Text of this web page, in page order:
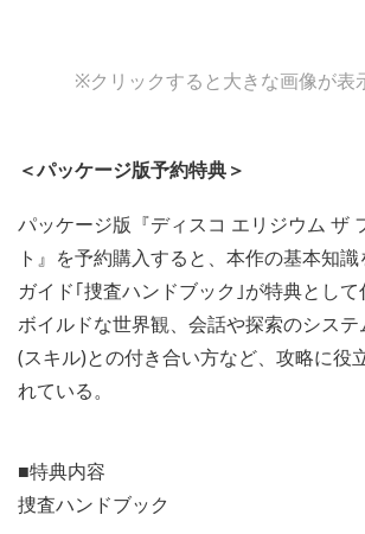
※クリックすると大きな画像が表
＜パッケージ版予約特典＞
パッケージ版『ディスコ エリジウム ザ
ト』を予約購入すると、本作の基本知
ガイド｢捜査ハンドブック｣が特典とし
ボイルドな世界観、会話や探索のシス
(スキル)との付き合い方など、攻略に役
れている。
■特典内容
捜査ハンドブック